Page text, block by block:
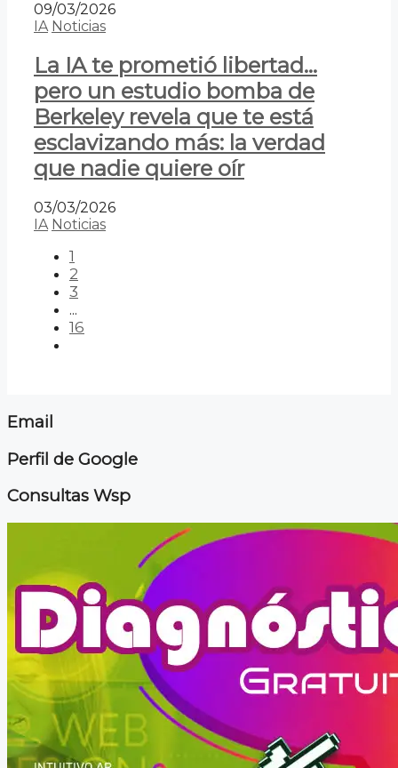
09/03/2026
IA Noticias
La IA te prometió libertad…
pero un estudio bomba de
Berkeley revela que te está
esclavizando más: la verdad
que nadie quiere oír
03/03/2026
IA Noticias
1
2
3
...
16
Email
Perfil de Google
Consultas Wsp